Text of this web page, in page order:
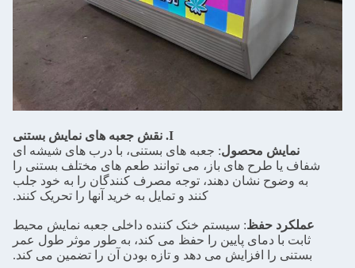
I. نقش جعبه های نمایش بستنی
نمایش محصول: جعبه های بستنی، با درب های شیشه ای
شفاف یا طرح های باز، می توانند طعم های مختلف بستنی را
به وضوح نشان دهند، توجه مصرف کنندگان را به خود جلب
کنند و تمایل به خرید آنها را تحریک کنند.
عملکرد حفظ: سیستم خنک کننده داخلی جعبه نمایش محیط
ثابت با دمای پایین را حفظ می کند، به طور موثر طول عمر
بستنی را افزایش می دهد و تازه بودن آن را تضمین می کند.